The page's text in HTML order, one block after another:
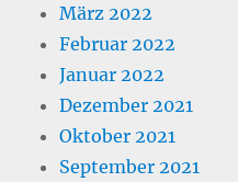
März 2022
Februar 2022
Januar 2022
Dezember 2021
Oktober 2021
September 2021